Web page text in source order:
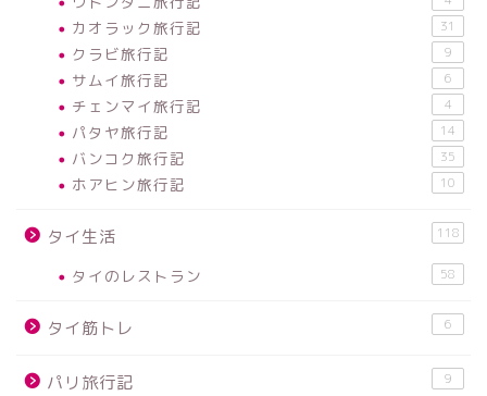
カオラック旅行記 31
クラビ旅行記 9
サムイ旅行記 6
チェンマイ旅行記 4
パタヤ旅行記 14
バンコク旅行記 35
ホアヒン旅行記 10
タイ生活 118
タイのレストラン 58
タイ筋トレ 6
パリ旅行記 9